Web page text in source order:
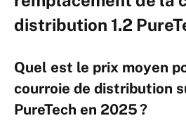
distribution 1.2
Quel est le prix moyen
courroie de distribution
PureTech en 2025 ?